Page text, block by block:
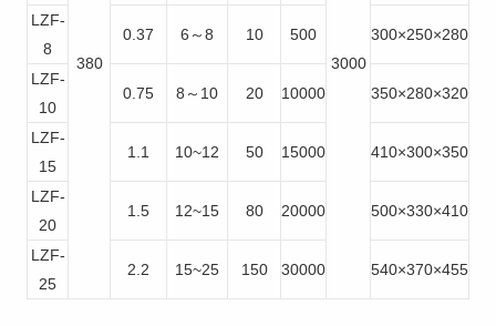
380 3000
LZF-
8
0.37 6～8 10 500 300×250×280
LZF-
10
0.75 8～10 20 10000 350×280×320
LZF-
15
1.1 10~12 50 15000 410×300×350
LZF-
20
1.5 12~15 80 20000 500×330×410
LZF-
25
2.2 15~25 150 30000 540×370×455